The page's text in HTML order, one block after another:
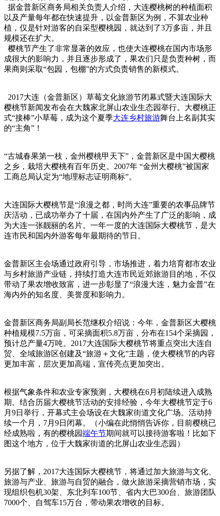
据金普新区商务局相关负责人介绍，大连樱桃树的种植面积
以及产量每年都在快速提升，以金普新区为例，不算农业种
植，仅是针对游客的自采型樱桃园，就达到了3万多亩，并且
规模还在扩大。
樱桃节产生了非常显著的效应，也使大连樱桃在国内市场形
成很大的影响力，并且逐步形成了，果农们只是负责种树，而
果商则采取“包园，包棚”的方式负责销售的新模式。
2017大连（金普新区）草莓文化旅游节闭幕式暨大连国际大
樱桃节新闻发布会在大魏家北屏山农业生态园举行。大樱桃正
式“接棒”小草莓，成为这个夏季大连乡村旅游舞台上名副其实
的“主角”！
“古城春果第一枝，金州樱桃甲天下”，金普新区是中国大樱桃
之乡，栽培大樱桃有百年历史。2007年 “金州大樱桃”被国家
工商总局认定为“地理标志证明商标”。
大连国际大樱桃节是“浪漫之都，时尚大连”重要的农事品牌节
庆活动，已成功举办了十届，在国内外产生了广泛的影响，成
为大连一张靓丽的名片。一年一度的大连国际大樱桃节，是大
连市民和国内外游客每年最期待的节日。
金普新区主会场通过政府引导，市场推进，着力培育都市农业
与乡村旅游产业链，持续打造大连市民近郊旅游目的地，不仅
带动了果农增收致富，进一步彰显了“浪漫大连，魅力金普”在
海内外的知名度、美誉度和影响力。
金普新区商务局副局长范继权介绍说：今年，金普新区大樱桃
种植规模7.5万亩，可采摘面积5.8万亩，分布在154个采摘园，
预计总产量4万吨。2017大连国际大樱桃节将重点突出大连自
贸、全域旅游区创建及“旅游＋文化”主题，使大樱桃节的内容
更加丰富，层次更加高端，宣传亮点更加突出。
根据气象条件和农业专家预测，大樱桃在6月初陆续进入成熟
期。结合历届大樱桃节活动的安排经验，今年大樱桃节定于6
月9日举行，开幕式主会场设在大魏家街道文化广场。活动持
续一个月，7月9日闭幕。（小编在此悄悄告诉你，目前樱桃已
经成熟啦，有的樱桃园端午节期间就可以接待游客啦！比如下
图这个地方，位于大魏家街道的北屏山农业生态园）
另据了解，2017大连国际大樱桃节，将通过加大旅游与文化、
旅游与产业、旅游与自贸的融合，做火旅游采摘营销市场，实
现组织包机30架、东北列车100节、省内大巴300台、旅游团队
7000个、自驾车15万台，带动果农增收的目标。